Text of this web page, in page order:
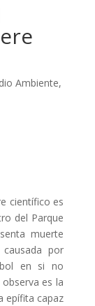
Ambiente,
científico es
del Parque
muerte
por
en si no
es la
epífita capaz